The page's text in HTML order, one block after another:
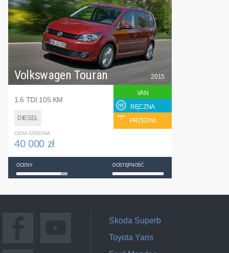
Volkswagen Touran
1.6 TDI 105 KM
DIESEL
2015
VAN
RĘCZNA
PRZEDNI
CENA ŚREDNIA
40 000 zł
OCENY DOSTĘPNOŚĆ
Skoda Superb
Toyota Yaris